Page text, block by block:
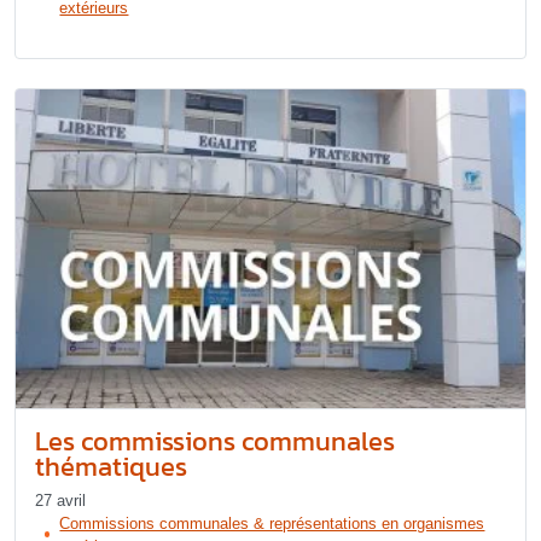
extérieurs
Les commissions communales
thématiques
27 avril
Commissions communales & représentations en organismes